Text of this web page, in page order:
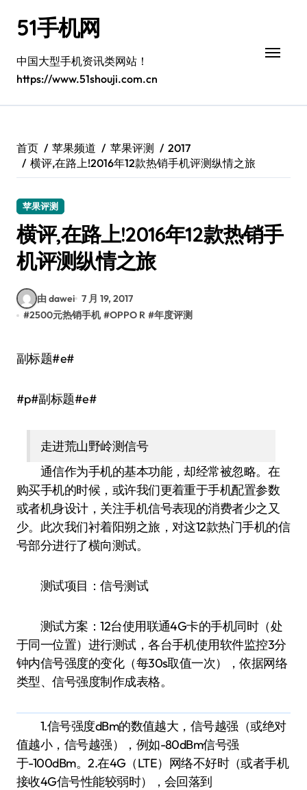
51手机网
中国大型手机资讯类网站！
https://www.51shouji.com.cn
首页 苹果频道 苹果评测
2017
横评,在路上!2016年12款热销手机评测纵情之旅
苹果评测
横评,在路上!2016年12款热销手
机评测纵情之旅
由 dawei 7 月 19, 2017
#2500元热销手机 #OPPO R #年度评测
副标题#e#
#p#副标题#e#
走进荒山野岭测信号
通信作为手机的基本功能，却经常被忽略。在
购买手机的时候，或许我们更着重于手机配置参数
或者机身设计，关注手机信号表现的消费者少之又
少。此次我们衬着阳朔之旅，对这12款热门手机的信
号部分进行了横向测试。
测试项目：信号测试
测试方案：12台使用联通4G卡的手机同时（处
于同一位置）进行测试，各台手机使用软件监控3分
钟内信号强度的变化（每30s取值一次），依据网络
类型、信号强度制作成表格。
1.信号强度dBm的数值越大，信号越强（或绝对
值越小，信号越强），例如-80dBm信号强
于-100dBm。2.在4G（LTE）网络不好时（或者手机
接收4G信号性能较弱时），会回落到